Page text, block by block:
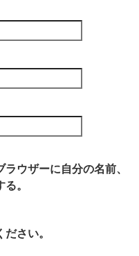
ウザーに自分の名前、
。
さい。